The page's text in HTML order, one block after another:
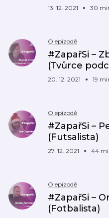
13. 12. 2021 30
O epizodě
#ZapařSi –
(Tvůrce
20. 12. 2021 19
O epizodě
#ZapařSi –
(Futsalista)
27. 12. 2021 44
O epizodě
#ZapařSi –
(Fotbalista)